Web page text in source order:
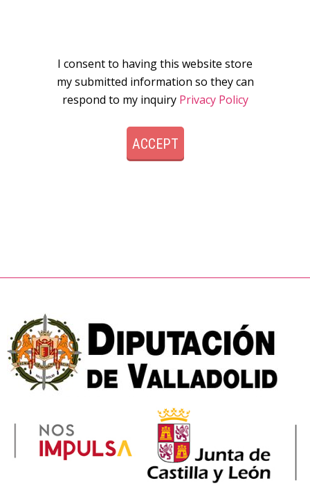
I consent to having this website store
my submitted information so they can
respond to my inquiry Privacy Policy
ACCEPT